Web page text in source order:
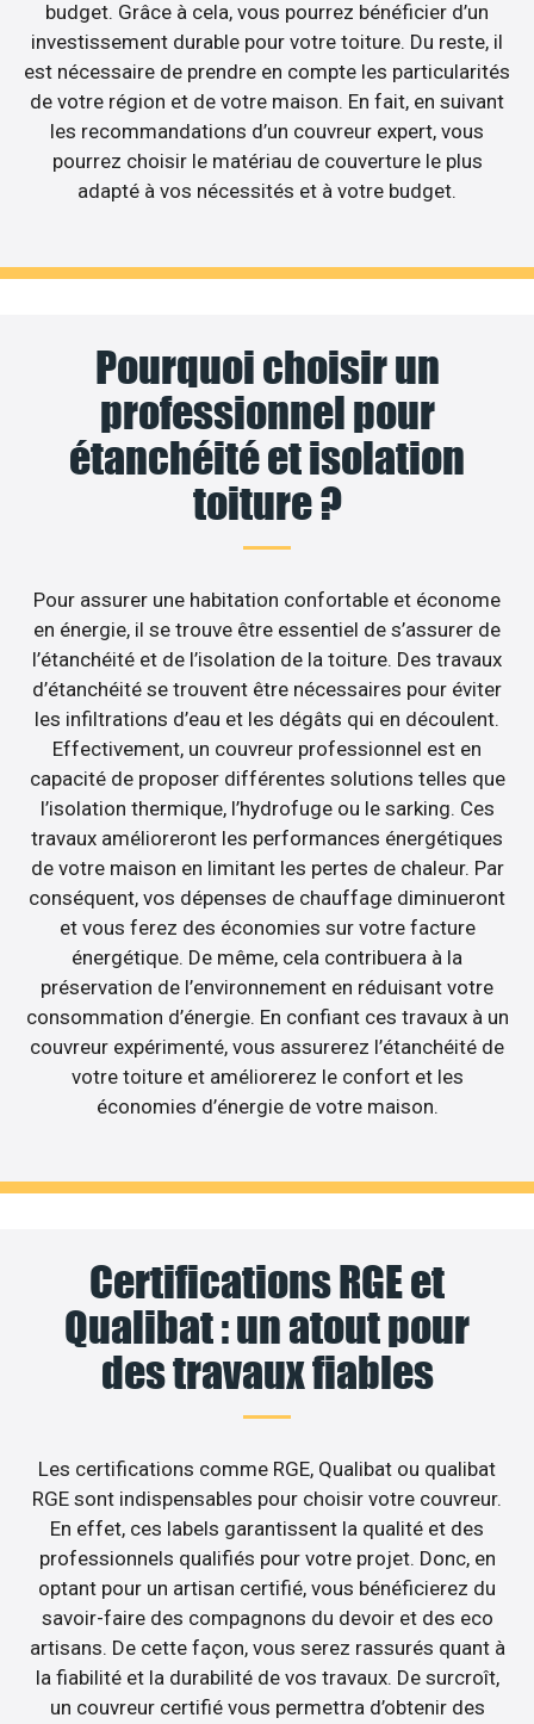
budget. Grâce à cela, vous pourrez bénéficier d’un
investissement durable pour votre toiture. Du reste, il
est nécessaire de prendre en compte les particularités
de votre région et de votre maison. En fait, en suivant
les recommandations d’un couvreur expert, vous
pourrez choisir le matériau de couverture le plus
adapté à vos nécessités et à votre budget.
Pourquoi choisir un
professionnel pour
étanchéité et isolation
toiture ?
Pour assurer une habitation confortable et économe
en énergie, il se trouve être essentiel de s’assurer de
l’étanchéité et de l’isolation de la toiture. Des travaux
d’étanchéité se trouvent être nécessaires pour éviter
les infiltrations d’eau et les dégâts qui en découlent.
Effectivement, un couvreur professionnel est en
capacité de proposer différentes solutions telles que
l’isolation thermique, l’hydrofuge ou le sarking. Ces
travaux amélioreront les performances énergétiques
de votre maison en limitant les pertes de chaleur. Par
conséquent, vos dépenses de chauffage diminueront
et vous ferez des économies sur votre facture
énergétique. De même, cela contribuera à la
préservation de l’environnement en réduisant votre
consommation d’énergie. En confiant ces travaux à un
couvreur expérimenté, vous assurerez l’étanchéité de
votre toiture et améliorerez le confort et les
économies d’énergie de votre maison.
Certifications RGE et
Qualibat : un atout pour
des travaux fiables
Les certifications comme RGE, Qualibat ou qualibat
RGE sont indispensables pour choisir votre couvreur.
En effet, ces labels garantissent la qualité et des
professionnels qualifiés pour votre projet. Donc, en
optant pour un artisan certifié, vous bénéficierez du
savoir-faire des compagnons du devoir et des eco
artisans. De cette façon, vous serez rassurés quant à
la fiabilité et la durabilité de vos travaux. De surcroît,
un couvreur certifié vous permettra d’obtenir des